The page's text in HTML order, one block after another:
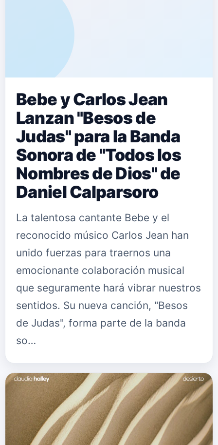
Bebe y Carlos Jean
Lanzan "Besos de
Judas" para la Banda
Sonora de "Todos los
Nombres de Dios" de
Daniel Calparsoro
La talentosa cantante Bebe y el
reconocido músico Carlos Jean han
unido fuerzas para traernos una
emocionante colaboración musical
que seguramente hará vibrar nuestros
sentidos. Su nueva canción, "Besos
de Judas", forma parte de la banda
so…